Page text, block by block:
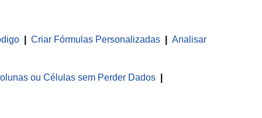
Criar Fórmulas Personalizadas Analisar
ou Células sem Perder Dados